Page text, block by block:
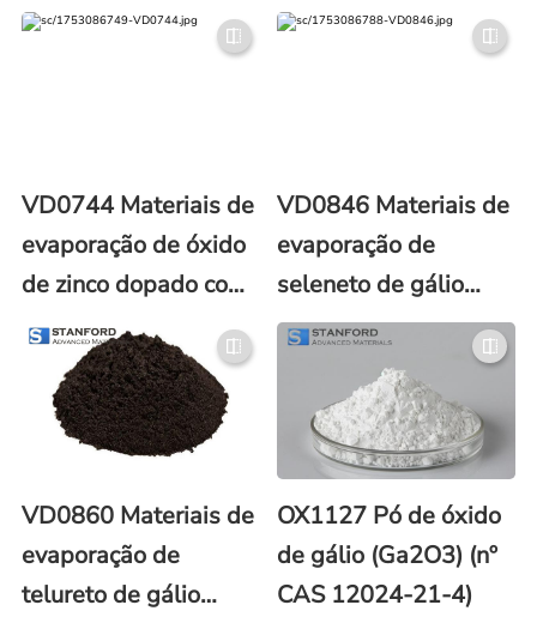
Ga2S3
VD0744 Materiais de
evaporação de óxido
de zinco dopado com
óxido de gálio
(ZnO/Ga2O3)
VD0846 Materiais de
evaporação de
seleneto de gálio
(Ga2Se3)
VD0860 Materiais de
evaporação de
telureto de gálio
OX1127 Pó de óxido
de gálio (Ga2O3) (nº
CAS 12024-21-4)